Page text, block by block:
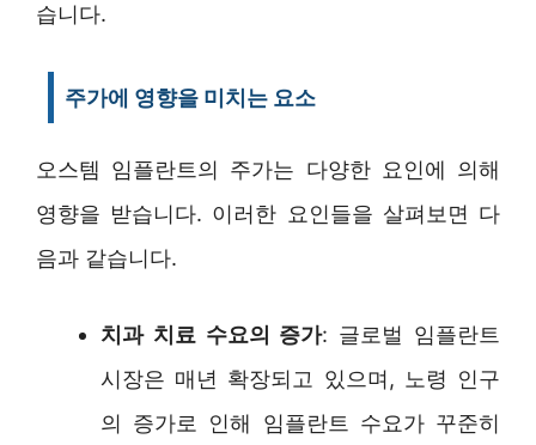
습니다.
주가에 영향을 미치는 요소
오스템 임플란트의 주가는 다양한 요인에 의해
영향을 받습니다. 이러한 요인들을 살펴보면 다
음과 같습니다.
치과 치료 수요의 증가: 글로벌 임플란트
시장은 매년 확장되고 있으며, 노령 인구
의 증가로 인해 임플란트 수요가 꾸준히